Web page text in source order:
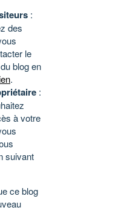
:
des
le
blog en
.
:
à votre
suivant
ce blog